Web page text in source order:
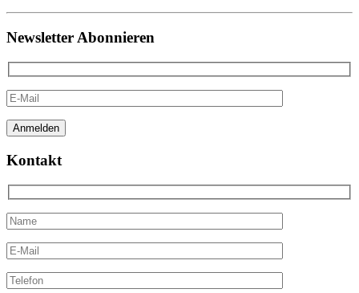
Newsletter Abonnieren
Kontakt